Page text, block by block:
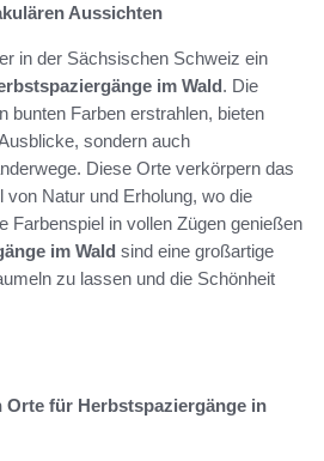
Aussichten
in der Sächsischen Schweiz ein
im Wald. Die
bunten Farben erstrahlen, bieten
sondern auch
Diese Orte verkörpern das
Natur und Erholung, wo die
Farbenspiel in vollen Zügen genießen
im Wald sind eine großartige
zu lassen und die Schönheit
Orte für Herbstspaziergänge in